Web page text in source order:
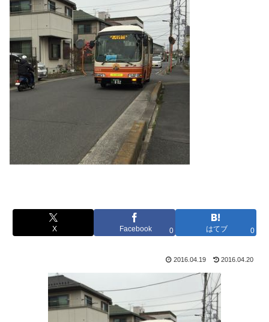
X Facebook 0 はてブ 0
2016.04.19 2016.04.20